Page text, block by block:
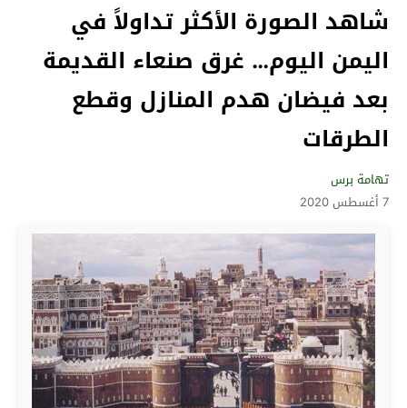
شاهد الصورة الأكثر تداولاً في
اليمن اليوم… غرق صنعاء القديمة
بعد فيضان هدم المنازل وقطع
الطرقات
تهامة برس
7 أغسطس 2020